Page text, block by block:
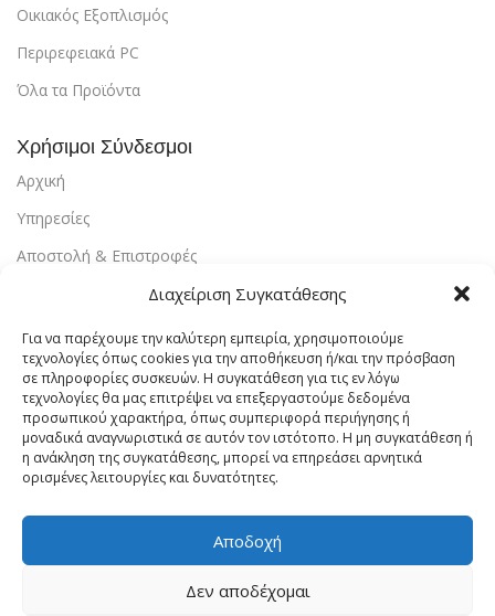
Διαχείριση Συγκατάθεσης
Για να παρέχουμε την καλύτερη εμπειρία, χρησιμοποιούμε
τεχνολογίες όπως cookies για την αποθήκευση ή/και την πρόσβαση
σε πληροφορίες συσκευών. Η συγκατάθεση για τις εν λόγω
τεχνολογίες θα μας επιτρέψει να επεξεργαστούμε δεδομένα
προσωπικού χαρακτήρα, όπως συμπεριφορά περιήγησης ή
μοναδικά αναγνωριστικά σε αυτόν τον ιστότοπο. Η μη συγκατάθεση ή
η ανάκληση της συγκατάθεσης, μπορεί να επηρεάσει αρνητικά
ορισμένες λειτουργίες και δυνατότητες.
Αποδοχή
Δεν αποδέχομαι
Οικιακός Εξοπλισμός
Περιρεφειακά PC
Όλα τα Προϊόντα
Χρήσιμοι Σύνδεσμοι
Αρχική
Υπηρεσίες
Αποστολή & Επιστροφές
Εντοπισμός Παραγγελίας
Λογαριασμός
Πολιτική Απορρήτου
Πολιτική Cookies
Όροι Χρήσης
Επικοινωνία
Vrachaelectrics.gr © 2023 - Designed & Powered By
Forge Web Design